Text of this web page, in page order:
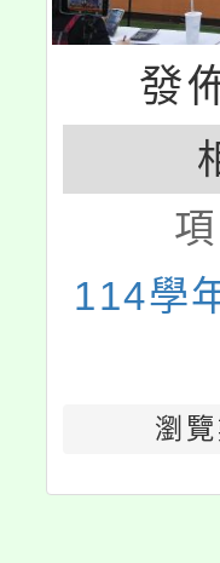
發
項
114學
瀏